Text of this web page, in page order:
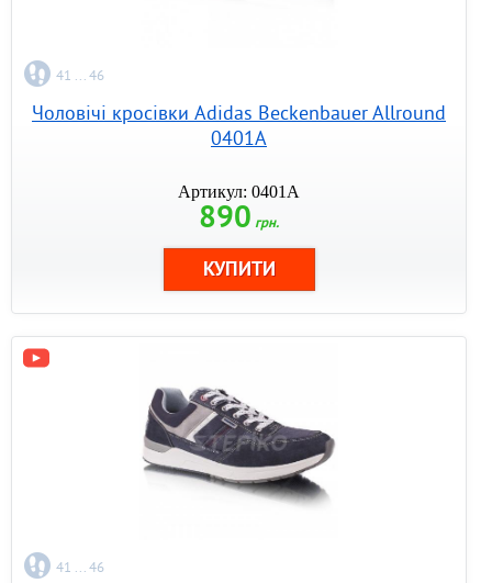
41 ... 46
Чоловічі кросівки Adidas Beckenbauer Allround
0401A
Артикул: 0401A
890 грн.
41 ... 46